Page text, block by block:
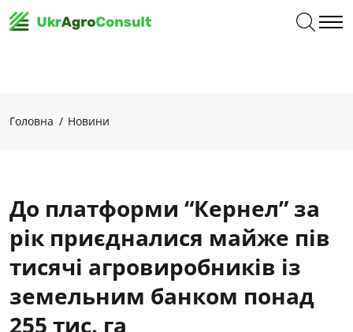
Головна Новини
До платформи “Кернел” за
рік приєдналися майже пів
тисячі агровиробників із
земельним банком понад
255 тис. га